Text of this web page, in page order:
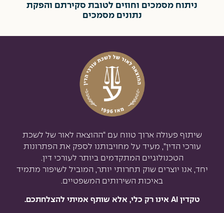
ניתוח מסמכים וחוזים לטובת סקירתם והפקת
נתונים מסמכים
שיתוף פעולה ארוך טווח עם “ההוצאה לאור של לשכת
עורכי הדין”, מעיד על מחויבותנו לספק את הפתרונות
הטכנולוגיים המתקדמים ביותר לעורכי דין.
יחד, אנו יוצרים שוק תחרותי יותר, המוביל לשיפור מתמיד
באיכות השירותים המשפטיים.
טקדין AI אינו רק כלי, אלא שותף אמיתי להצלחתכם.